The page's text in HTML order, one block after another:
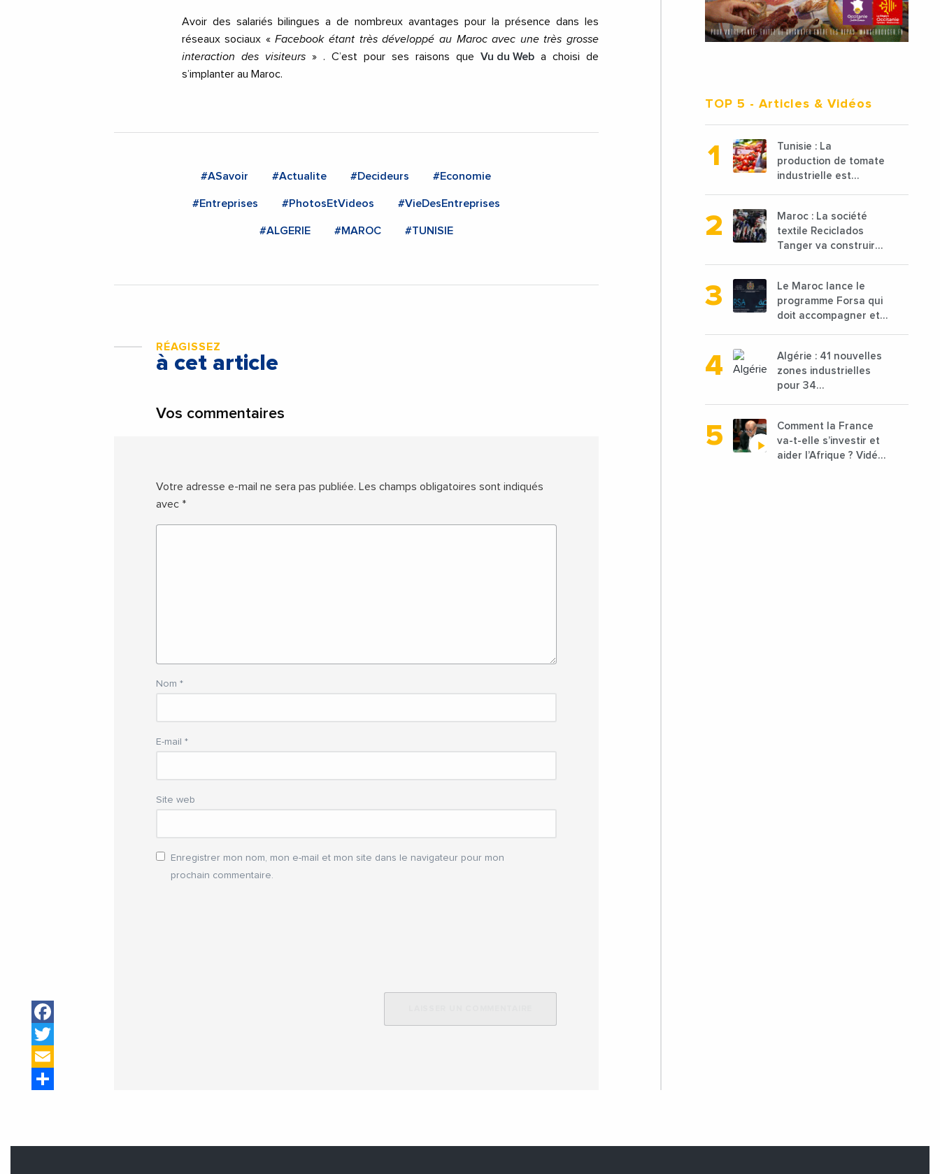
Avoir des salariés bilingues a de nombreux avantages pour la présence dans les
réseaux sociaux «Facebook étant très développé au Maroc avec une très grosse
interaction des visiteurs» . C’est pour ses raisons que Vu du Weba choisi de
s’implanter au Maroc.
#ASavoir #Actualite #Decideurs #Economie
#Entreprises #PhotosEtVideos #VieDesEntreprises
#ALGERIE #MAROC #TUNISIE
RÉAGISSEZ
à cet article
Vos commentaires
Votre adresse e-mail ne sera pas publiée. Les champs obligatoires sont indiqués
avec *
Nom*
E-mail*
Site web
Enregistrer mon nom, mon e-mail et mon site dans le navigateur pour mon
prochain commentaire.
TOP 5 - Articles & Vidéos
Tunisie : La
production de tomate
industrielle est
baisse de 15%
Maroc : La société
textile Reciclados
Tanger va construire
traiter les déchets
textiles
Le Maroc lance le
programme Forsa qui
doit accompagner et
avec une enveloppe
de 1,25 milliard de
dirhams
Algérie : 41 nouvelles
zones industrielles
pour 34
Comment la France
va-t-elle s’investir et
aider l’Afrique ? Vidéo